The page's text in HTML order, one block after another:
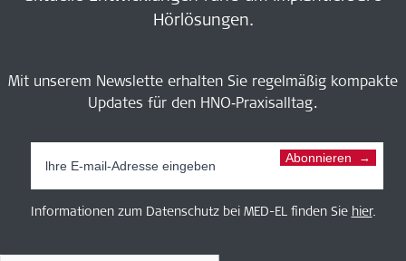
Hörlösungen.
Mit unserem Newslette erhalten Sie regelmäßig kompakte
Updates für den HNO‑Praxisalltag.
Abonnieren
Informationen zum Datenschutz bei MED-EL finden Sie hier.